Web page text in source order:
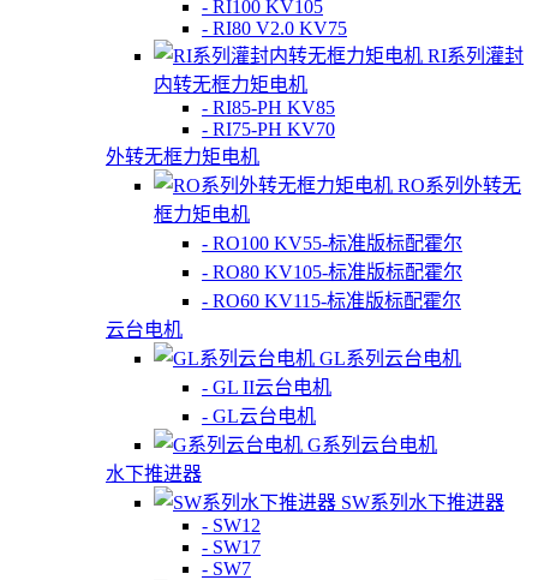
- RI100 KV105
- RI80 V2.0 KV75
RI系列灌封
内转无框力矩电机
- RI85-PH KV85
- RI75-PH KV70
外转无框力矩电机
RO系列外转无
框力矩电机
- RO100 KV55-标准版标配霍尔
- RO80 KV105-标准版标配霍尔
- RO60 KV115-标准版标配霍尔
云台电机
GL系列云台电机
- GL II云台电机
- GL云台电机
G系列云台电机
水下推进器
SW系列水下推进器
- SW12
- SW17
- SW7